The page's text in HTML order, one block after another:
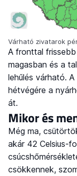
Várható zivatarok
A fronttal
magasban és a
lehűlés várható.
hétvégére a
át.
Mikor és
Még ma,
akár 42 Celsius-
csökkennek,